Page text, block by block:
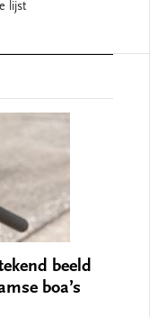
lijst
beeld
boa’s